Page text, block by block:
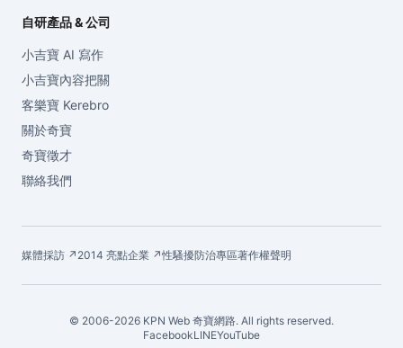
自研產品 & 公司
小吉寶 AI 寫作
小吉寶內容把關
客樂寶 Kerebro
關於奇寶
奇寶徵才
聯絡我們
媒體採訪 ↗ 2014 亮點企業 ↗性騷擾防治專區著作權聲明
© 2006-2026 KPN Web 奇寶網路. All rights reserved.
FacebookLINEYouTube